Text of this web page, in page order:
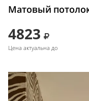
Матовый
4823
Цена актуальна до